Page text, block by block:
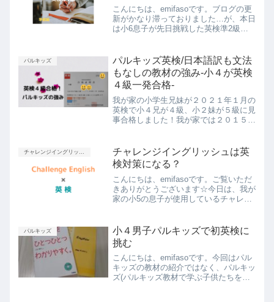
こんにちは、emifasoです。ブログの更
新がかなり滞っておりました…が、本日
は小6息子が先日挑戦した英検準2級に
検、合格したのがおよそ一年前。2021
年10月～11月(...
パルキッズ
パルキッズ英検/日本語訳も文法
もなしの教材の強み-小４が英検
４級一発合格‐
我が家の小学生兄妹が２０２１年１月の
英検で小４兄が４級、小２妹が５級に見
事合格しました！我が家では２０１５年
なかなか出ず、取り組みをお休みした時
期や別の教材に乗り換えようかと思った
時期も。
チャレンジイングリッシュ
チャレンジイングリッシュは英
検対策になる？
こんにちは、emifasoです。ご覧いただ
きありがとうございます☆今日は、我が
家の小5の息子が使用しているチャレン
ンジイングリッシュは向いているのか、
という記事です。あ...
パルキッズ
小４男子パルキッズで初英検に
挑む
こんにちは、emifasoです。今回はパル
キッズの教材の紹介ではなく、パルキッ
ズ(パルキッズ教材で学ぶ子供たちをこ